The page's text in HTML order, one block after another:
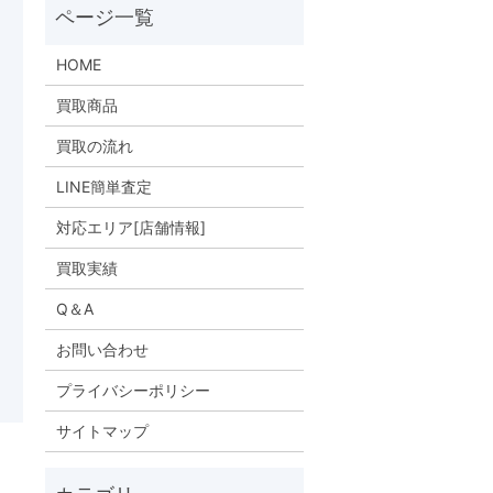
HOME
買取商品
買取の流れ
LINE簡単査定
対応エリア[店舗情報]
買取実績
Q＆A
お問い合わせ
プライバシーポリシー
サイトマップ